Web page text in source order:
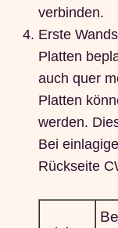
verbinden.
Erste
Platten
auch quer
Platten
werden.
Bei
Rückseite